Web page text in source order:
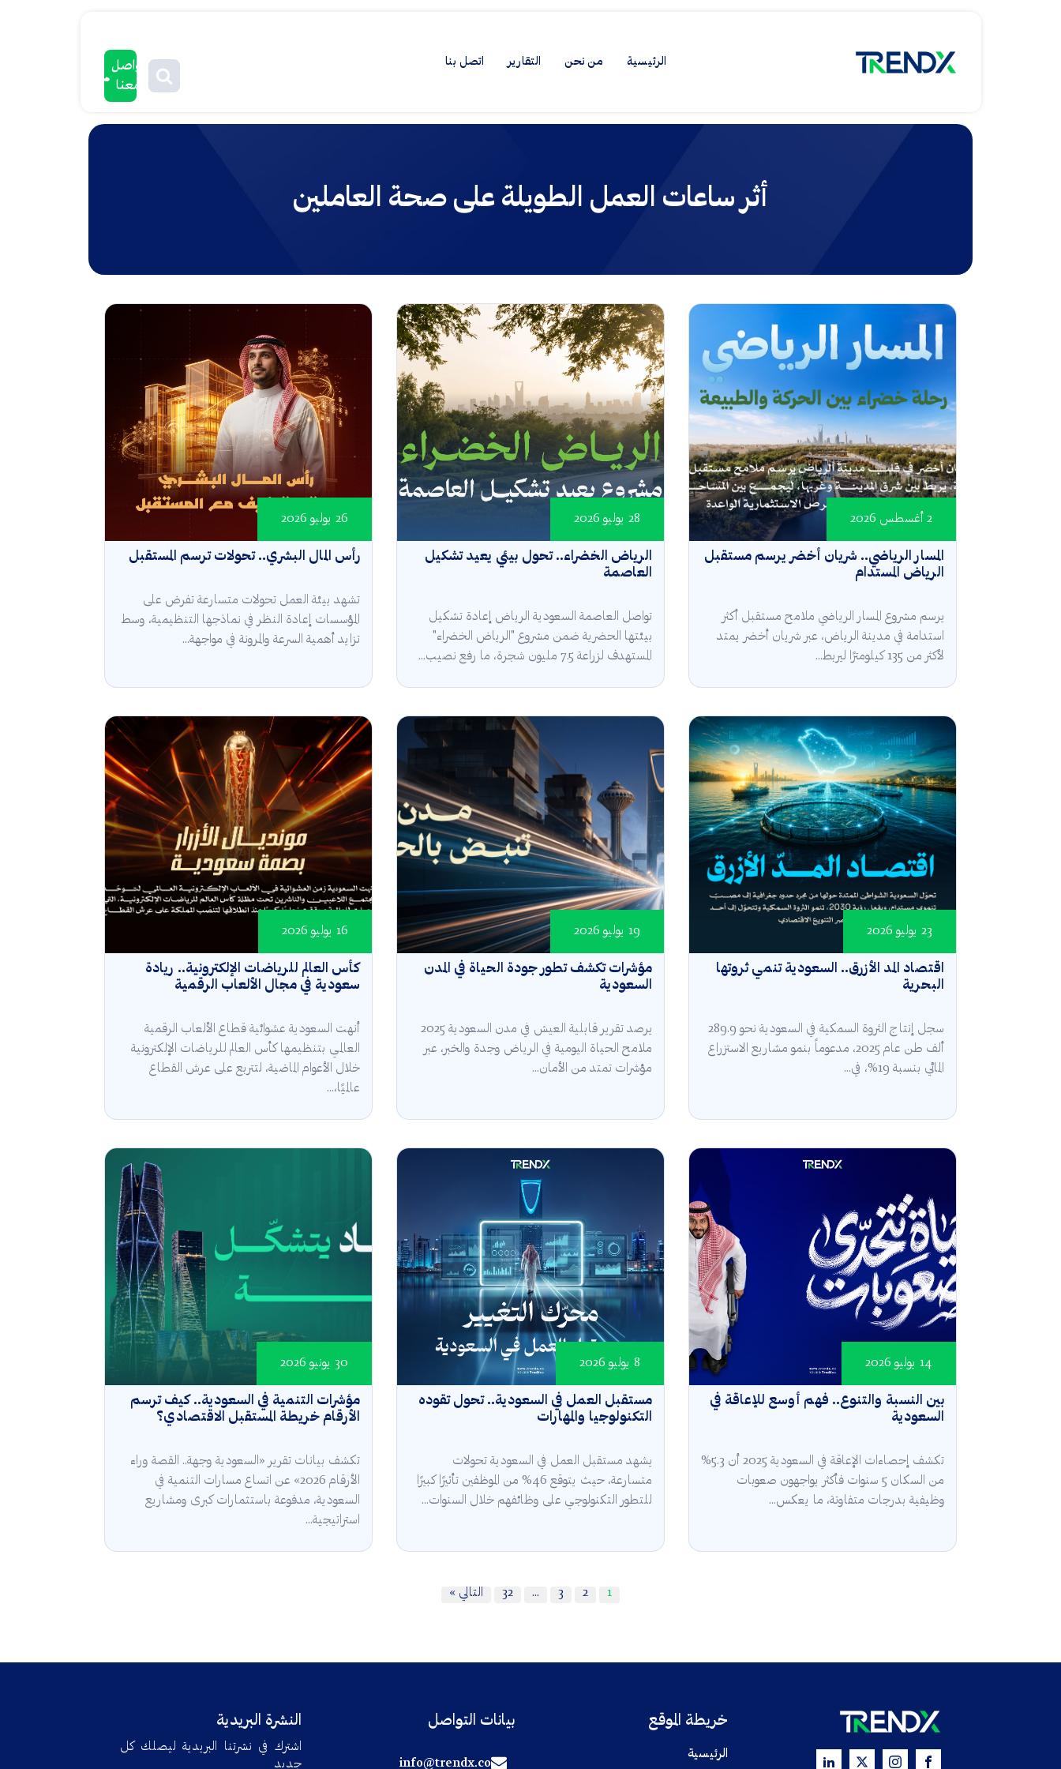
الرئيسية من نحن التقارير اتصل بنا
تواصل
معنا
أثر ساعات العمل الطويلة على صحة العاملين
المسار الرياضي.. شريان أخضر يرسم مستقبل
الرياض المستدام
2 أغسطس 2026
يرسم مشروع المسار الرياضي ملامح مستقبل أكثر
استدامة في مدينة الرياض، عبر شريان أخضر يمتد
لأكثر من 135 كيلومترًا ليربط...
الرياض الخضراء.. تحول بيئي يعيد تشكيل
العاصمة
28 يوليو 2026
تواصل العاصمة السعودية الرياض إعادة تشكيل
بيئتها الحضرية ضمن مشروع "الرياض الخضراء"
المستهدف لزراعة 7.5 مليون شجرة، ما رفع نصيب...
رأس المال البشري.. تحولات ترسم المستقبل
26 يوليو 2026
تشهد بيئة العمل تحولات متسارعة تفرض على
المؤسسات إعادة النظر في نماذجها التنظيمية، وسط
تزايد أهمية السرعة والمرونة في مواجهة...
اقتصاد المد الأزرق.. السعودية تنمي ثروتها
البحرية
23 يوليو 2026
سجل إنتاج الثروة السمكية في السعودية نحو 289.9
ألف طن عام 2025، مدعوماً بنمو مشاريع الاستزراع
المائي بنسبة 19%، في...
مؤشرات تكشف تطور جودة الحياة في المدن
السعودية
19 يوليو 2026
يرصد تقرير قابلية العيش في مدن السعودية 2025
ملامح الحياة اليومية في الرياض وجدة والخبر، عبر
مؤشرات تمتد من الأمان...
كأس العالم للرياضات الإلكترونية.. ريادة
سعودية في مجال الألعاب الرقمية
16 يوليو 2026
أنهت السعودية عشوائية قطاع الألعاب الرقمية
العالمي بتنظيمها كأس العالم للرياضات الإلكترونية
خلال الأعوام الماضية، لتتربع على عرش القطاع
عالميًا،...
بين النسبة والتنوع.. فهم أوسع للإعاقة في
السعودية
14 يوليو 2026
تكشف إحصاءات الإعاقة في السعودية 2025 أن 5.3%
من السكان 5 سنوات فأكثر يواجهون صعوبات
وظيفية بدرجات متفاوتة، ما يعكس...
مستقبل العمل في السعودية.. تحول تقوده
التكنولوجيا والمهارات
8 يوليو 2026
يشهد مستقبل العمل في السعودية تحولات
متسارعة، حيث يتوقع 46% من الموظفين تأثيرًا كبيرًا
للتطور التكنولوجي على وظائفهم خلال السنوات...
مؤشرات التنمية في السعودية.. كيف ترسم
الأرقام خريطة المستقبل الاقتصادي؟
30 يونيو 2026
تكشف بيانات تقرير «السعودية وجهة.. القصة وراء
الأرقام 2026» عن اتساع مسارات التنمية في
السعودية، مدفوعة باستثمارات كبرى ومشاريع
استراتيجية...
1
2
3
…
32 التالي »
خريطة الموقع
الرئيسية
بيانات التواصل
info@trendx.co
النشرة البريدية
اشترك في نشرتنا البريدية ليصلك كل
جديد